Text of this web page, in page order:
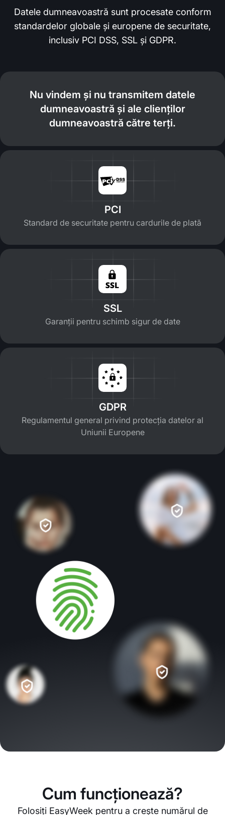
Datele dumneavoastră sunt procesate conform
standardelor globale și europene de securitate,
inclusiv PCI DSS, SSL și GDPR.
Nu vindem și nu transmitem datele
dumneavoastră și ale clienților
dumneavoastră către terți.
PCI
Standard de securitate pentru cardurile de plată
SSL
Garanții pentru schimb sigur de date
GDPR
Regulamentul general privind protecția datelor al
Uniunii Europene
Cum funcționează?
Folosiți EasyWeek pentru a crește numărul de